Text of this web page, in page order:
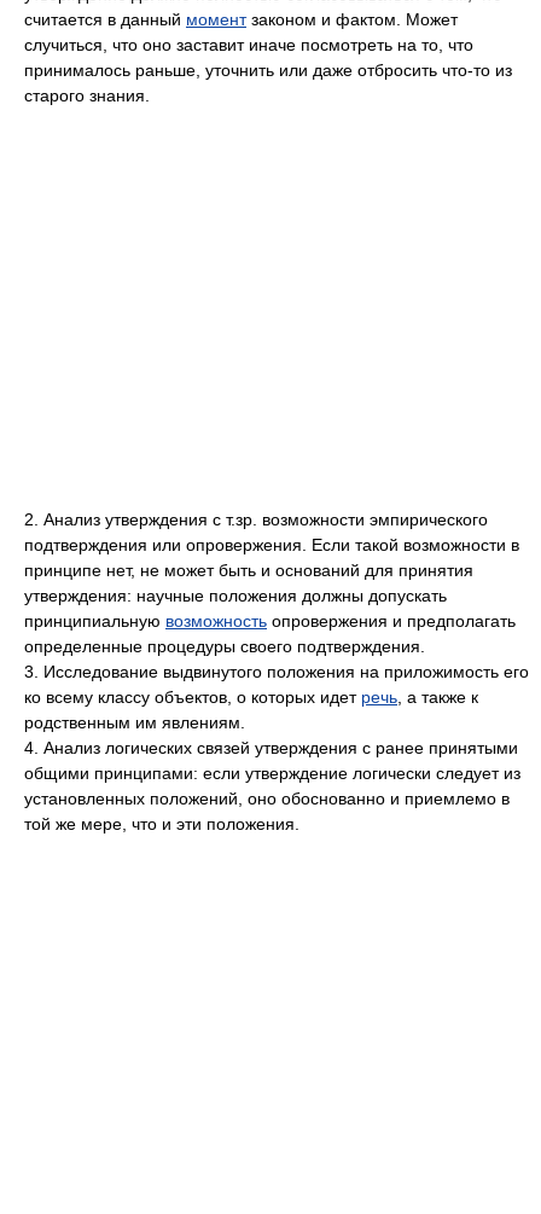
считается в данный моментзаконом и фактом. Может
случиться, что оно заставит иначе посмотреть на то, что
принималось раньше, уточнить или даже отбросить что-то из
старого знания.
2. Анализ утверждения с т.зр. возможности эмпирического
подтверждения или опровержения. Если такой возможности в
принципе нет, не может быть и оснований для принятия
утверждения: научные положения должны допускать
принципиальную возможность опровержения и предполагать
определенные процедуры своего подтверждения.
3. Исследование выдвинутого положения на приложимость его
ко всему классу объектов, о которых идет речь , а также к
родственным им явлениям.
4. Анализ логических связей утверждения с ранее принятыми
общими принципами: если утверждение логически следует из
установленных положений, оно обоснованно и приемлемо в
той же мере, что и эти положения.